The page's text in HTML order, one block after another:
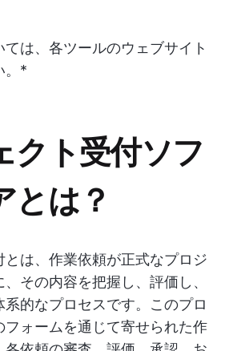
は、各ツールのウェブサイト
。*
クト受付ソフ
とは？
とは、作業依頼が正式なプロジ
その内容を把握し、評価し、
的なプロセスです。このプロ
フォームを通じて寄せられた作